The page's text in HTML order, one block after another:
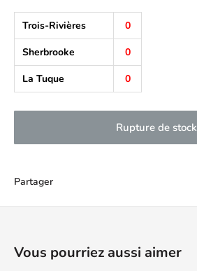
Trois-Rivières
0
Sherbrooke
0
La Tuque
0
Rupture de stock
Partager
Vous pourriez aussi aimer